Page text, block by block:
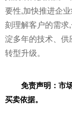
要性,加快推进企
刻理解客户的需求
淀多年的技术、供
转型升级。
免责声明：市
买卖依据。